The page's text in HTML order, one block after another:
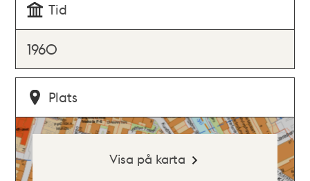
Tid
1960
Plats
Visa på karta